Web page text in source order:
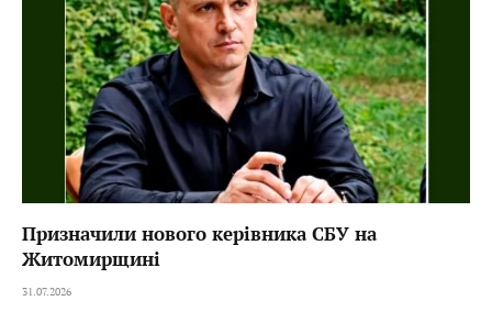
Призначили нового керівника СБУ на
Житомирщині
31.07.2026